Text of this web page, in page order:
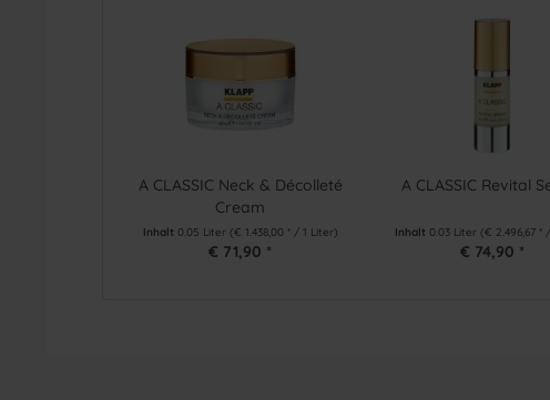
A CLASSIC Neck & Décolleté
Cream
Inhalt 0.05 Liter (€ 1.438,00 * / 1 Liter)
€ 71,90 *
A CLASSIC Revital
Inhalt 0.03 Liter(€ 2.496,67 *
€ 74,90 *